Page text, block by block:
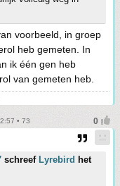
voorbeeld, in groep
heb gemeten. In
ik één gen heb
van gemeten heb.
• 73
schreef Lyrebird het